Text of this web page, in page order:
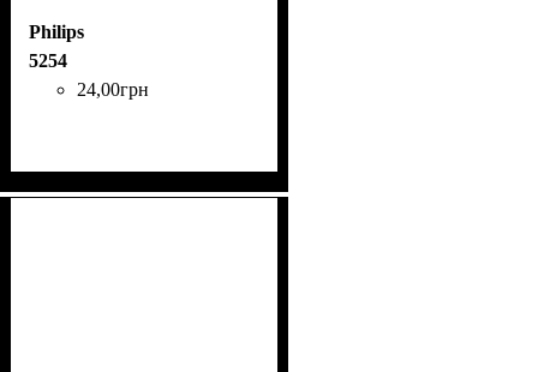
Philips
5254
24,00грн